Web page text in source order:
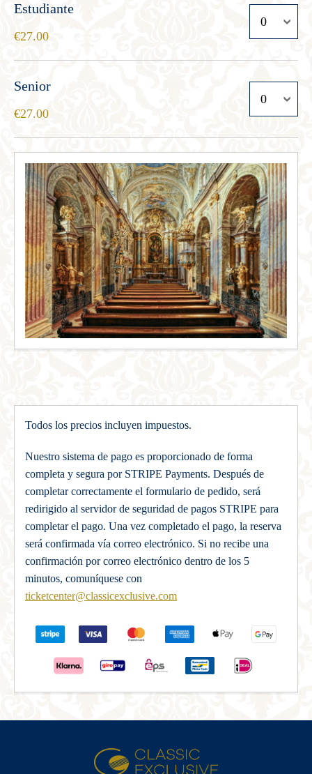
Estudiante
27.00
Senior
27.00
Todos los precios incluyen impuestos.
Nuestro sistema de pago es proporcionado de forma
completa y segura por STRIPE Payments. Después de
completar correctamente el formulario de pedido, será
redirigido al servidor de seguridad de pagos STRIPE para
completar el pago. Una vez completado el pago, la reserva
será confirmada vía correo electrónico. Si no recibe una
confirmación por correo electrónico dentro de los 5
minutos, comuníquese con
ticketcenter@classicexclusive.com